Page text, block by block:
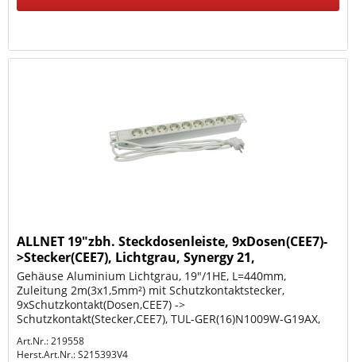
ALLNET 19"zbh. Steckdosenleiste, 9xDosen(CEE7)-
>Stecker(CEE7), Lichtgrau, Synergy 21,
Gehäuse Aluminium Lichtgrau, 19"/1HE, L=440mm,
Zuleitung 2m(3x1,5mm²) mit Schutzkontaktstecker,
9xSchutzkontakt(Dosen,CEE7) ->
Schutzkontakt(Stecker,CEE7), TUL-GER(16)N1009W-G19AX,
Art.Nr.: 219558
Herst.Art.Nr.:S215393V4